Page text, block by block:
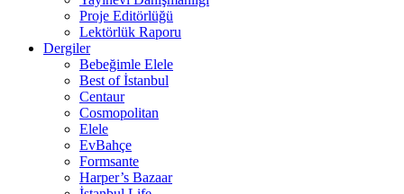
Proje Editörlüğü
Lektörlük Raporu
Dergiler
Bebeğimle Elele
Best of İstanbul
Centaur
Cosmopolitan
Elele
EvBahçe
Formsante
Harper’s Bazaar